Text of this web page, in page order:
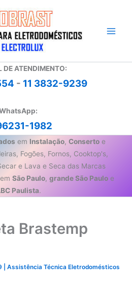
DE ATENDIMENTO:
- 11 3832-9239
1982
em Instalação, Consertoe
Fogões, Fornos, Cooktop's,
e Lava e Seca das Marcas
São Paulo, grande São Pauloe
Paulista.
Brastemp
|Assistência Técnica Eletrodomésticos